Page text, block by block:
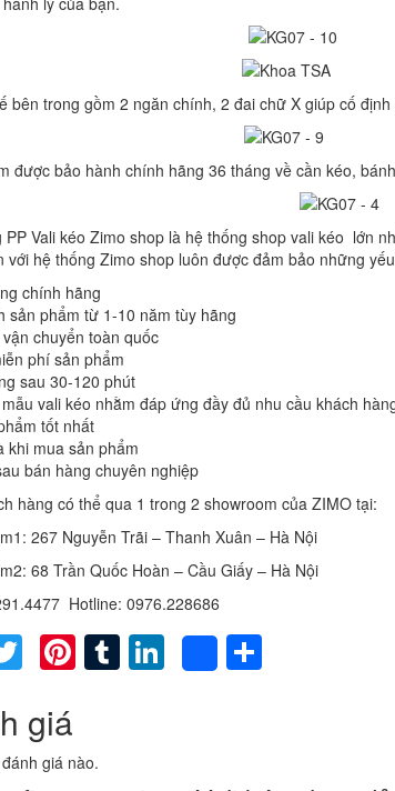
bên trong gồm 2 ngăn chính, 2 đai chữ X giúp cố định
được bảo hành chính hãng 36 tháng về cần kéo,
PP Vali kéo Zimo shop là hệ thống shop vali kéo lớn
với hệ thống Zimo shop luôn được đảm bảo những
chính hãng
sản phẩm từ 1-10 năm tùy hãng
chuyển toàn quốc
phí sản phẩm
sau 30-120 phút
vali kéo nhằm đáp ứng đầy đủ nhu cầu khách
tốt nhất
khi mua sản phẩm
bán hàng chuyên nghiệp
hàng có thể qua 1 trong 2 showroom của ZIMO tại:
267 Nguyễn Trãi – Thanh Xuân – Hà Nội
68 Trần Quốc Hoàn – Cầu Giấy – Hà Nội
Hotline: 0976.228686
TwitterPinterest
TumblrLinkedIn
Share
giá
giá nào.